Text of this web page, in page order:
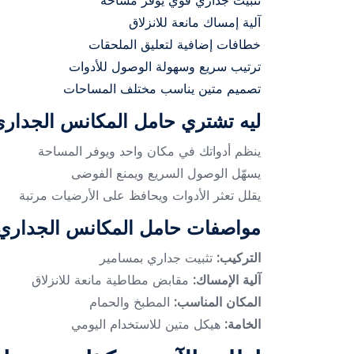
آلية إمساك مانعة للانزلاق
خطافات إضافية لتعليق الملحقات
ترتيب سريع وسهولة الوصول للأدوات
تصميم متين يناسب مختلف المساحات
ليه تشتري حامل المكانس
ينظم أدواتك في مكان واحد ويوفر المساحة
يسهّل الوصول السريع ويمنع الفوضى
يقلل تعثر الأدوات ويحافظ على الأرضيات مرتبة
مواصفات حامل المكانس
التركيب: تثبيت جداري بمسامير
آلية الإمساك: مقابض مطاطية مانعة للانزلاق
المكان المناسب: المطبخ والحمام
الخامة: هيكل متين للاستخدام اليومي